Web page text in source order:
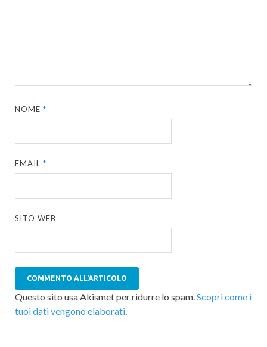
NOME*
EMAIL*
SITO WEB
Questo sito usa Akismet per ridurre lo spam.Scopri come i
tuoi dati vengono elaborati.